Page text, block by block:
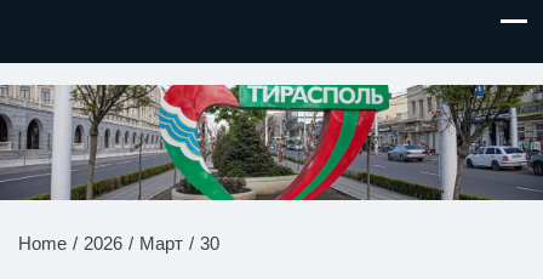
НОВОСТИ ПРИДНЕСТРОВЬЯ
Home 2026 Март 30